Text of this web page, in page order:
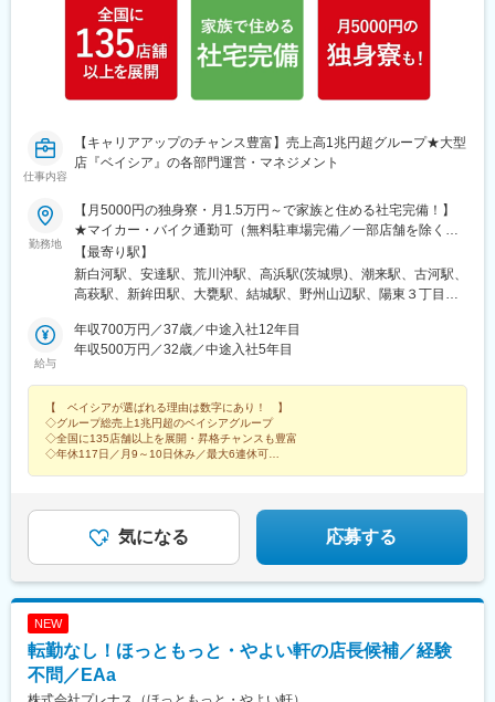
仕事内容
【キャリアアップのチャンス豊富】売上高1兆円超グループ★大型
店『ベイシア』の各部門運営・マネジメント
勤務地
【月5000円の独身寮・月1.5万円～で家族と住める社宅完備！】
★マイカー・バイク通勤可（無料駐車場完備／一部店舗を除く）
★東北・関東・北信越・東海・関西エリアの各店舗★将来的にエ
リア社員制度あり※勤務地は、希望を考慮して決定します※勤務地
の詳細はHPからもご確認いただけます＜東北エリア＞福島県（2
馬県（38店舗）、埼玉県（23店舗）、千葉県（23店舗）、東京都
（1店舗）、神奈川県（1店舗）、山梨県（3店舗）＜東海エリア
越エリア＞新潟県（2店舗）、長野県（6店舗）＜関西エリア＞滋
賀県（2店舗）＼＼嬉しい制度を完備★／／★帰省旅費制度1カ月
1回を上限に、年6～12回まで帰省旅費を実費で補助。気兼ねなく
拠点地に帰れるよう採用された制度です。★エリア社員制度入社8
います。※受動喫煙対策：オフィス内禁煙・分煙
【最寄り駅】
新白河駅、安達駅、荒川沖駅、高浜駅(茨城県)、潮来駅、古河駅、
高萩駅、新鉾田駅、大甕駅、結城駅、野州山辺駅、陽東３丁目
木県)、下今市駅、七井駅、真岡駅、矢板駅、安中駅、磯部駅(群馬
県)、伊勢崎駅、国定駅、新伊勢崎駅、多々良駅、西小泉駅、木崎
七日市駅、沼田駅、群馬原町駅、群馬総社駅、大胡駅、片貝駅、
前橋大島駅、井野駅(群馬県)、中央前橋駅、駒形駅、樋越駅、前橋
駅、赤城駅、上毛高原駅、伊奈中央駅、越生駅、栗橋駅、神保原
駅、鶴ケ島駅、持田駅、笠幡駅、明覚駅、森林公園駅(埼玉県)、新
駅、明戸駅、児玉駅、鴻巣駅、飯岡駅、旭駅(千葉県)、三門駅、八
幡宿駅、千葉ニュータウン中央駅、大網駅、勝浦駅、小見川駅、
安房鴨川駅、巌根駅、佐倉駅、芝山千代田駅、八日市場駅、おゆ
駅、藤枝駅、六合駅、三河鹿島駅、常滑駅、多屋駅、公園西駅、
稲永駅、黒笹駅、豊栄駅、春日山駅、屋代駅、テクノさかき駅、
田中駅、飯山駅、豊科駅、佐久平駅、彦根駅、三雲駅、宇都宮大
給与
年収700万円／37歳／中途入社12年目
年収500万円／32歳／中途入社5年目
【 ベイシアが選ばれる理由は数字にあり！ 】
◇グループ総売上1兆円超のベイシアグループ
◇全国に135店舗以上を展開・昇格チャンスも豊富
◇年休117日／月9～10日休み／最大6連休可
気になる 応募する
NEW
転勤なし！ほっともっと・やよい軒の店長候補／経験
不問／EAa